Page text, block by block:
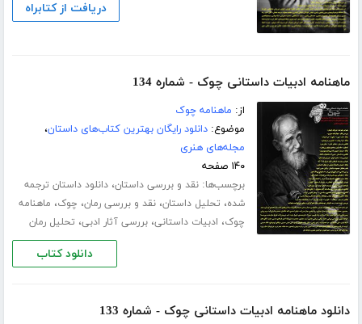
دریافت از کتابراه
ماهنامه ادبیات داستانی چوک - شماره 134
از: ماهنامه چوک
موضوع:دانلود رایگان بهترین کتاب‌های داستان،
مجله‌های هنری
۱۴۰ صفحه
برچسب‌ها:نقد و بررسی داستان،دانلود داستان ترجمه
شده، تحلیل داستان،نقد و بررسی رمان، چوک، ماهنامه
چوک، ادبیات داستانی،بررسی آثار ادبی، تحلیل رمان
دانلود کتاب
دانلود ماهنامه ادبیات داستانی چوک - شماره 133